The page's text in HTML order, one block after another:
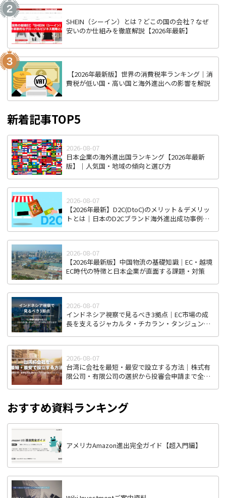
SHEIN（シーイン）とは？どこの国の会社？なぜ
安いのか仕組みを徹底解説【2026年最新】
【2026年最新版】世界の消費税率ランキング｜消
費税が低い国・高い国と海外進出への影響を解説
新着記事TOP5
2026-08-07
日本企業の海外進出国ランキング【2026年最新
版】｜人気国・地域の傾向と選び方
2026-08-07
【2026年最新】D2C(DtoC)のメリット＆デメリッ
トとは｜日本のD2Cブランド海外進出成功事例と
2026-08-07
【2026年最新版】中国物流の基礎知識｜EC・越境
EC時代の特徴と日本企業が直面する課題・対策
2026-08-07
インドネシア視察で見るべき3拠点｜EC市場の成
長を支えるジャカルタ・チカラン・タンジュンプ
2026-08-07
台湾に会社を最短・最安で設立する方法｜株式有
限公司・有限公司の選択から投審会申請まで全ス
おすすめ資料ランキング
アメリカAmazon進出完全ガイド【超入門編】